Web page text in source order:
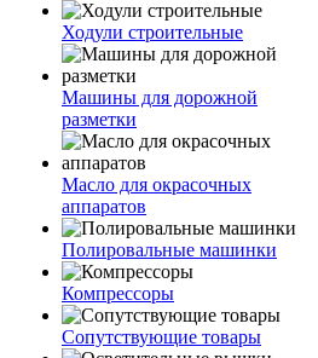
Ходули строительные
Машины для дорожной
разметки
Масло для окрасочных
аппаратов
Полировальные машинки
Компрессоры
Сопутствующие товары